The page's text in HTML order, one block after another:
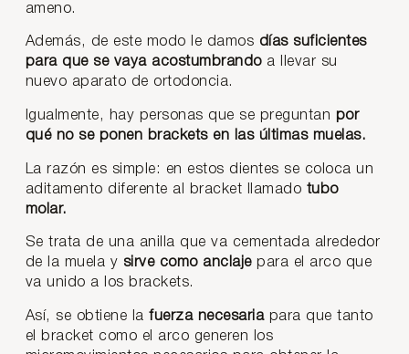
ameno.
Además, de este modo le damos días suficientes
para que se vaya acostumbrando a llevar su
nuevo aparato de ortodoncia.
Igualmente, hay personas que se preguntan por
qué no se ponen brackets en las últimas muelas.
La razón es simple: en estos dientes se coloca un
aditamento diferente al bracket llamado tubo
molar.
Se trata de una anilla que va cementada alrededor
de la muela y sirve como anclajepara el arco que
va unido a los brackets.
Así, se obtiene lafuerza necesariapara que tanto
el bracket como el arco generen los